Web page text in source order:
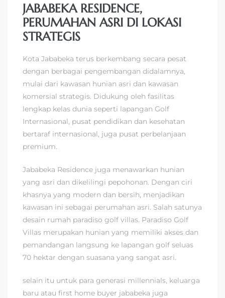
JABABEKA RESIDENCE,
PERUMAHAN ASRI DI LOKASI
STRATEGIS
Kota Jababeka terus berkembang secara pesat
dengan berbagai pengembangan didalamnya,
mulai dari kawasan hunian asri dan kawasan
komersial strategis. Didukung oleh fasilitas
lengkap kelas dunia seperti lapangan Golf
Internasional, pusat pendidikan dan kesehatan
bertaraf internasional, juga pusat perbelanjaan
premium.
Jababeka Residence juga menawarkan hunian
yang asri dan dikelilingi pepohonan. Dengan ciri
khasnya yang modern dan bersih, menjadikan
kawasan ini sebagai perumahan asri. Salah satunya
desain rumah paradiso golf villas. Paradiso Golf
Villas merupakan hunian yang memiliki akses dan
pemandangan langsung ke lapangan golf seluas
70 hektar dengan suasana yang sangat asri.
selain itu untuk para generasi millennials, keluarga
baru atau first home buyer jababeka juga